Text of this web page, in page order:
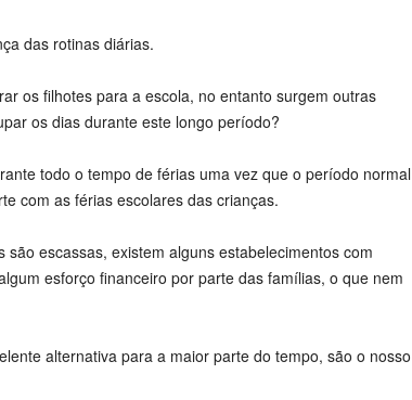
das rotinas diárias.
os filhotes para a escola, no entanto surgem outras
os dias durante este longo período?
todo o tempo de férias uma vez que o período normal
com as férias escolares das crianças.
escassas, existem alguns estabelecimentos com
esforço financeiro por parte das famílias, o que nem
alternativa para a maior parte do tempo, são o nosso